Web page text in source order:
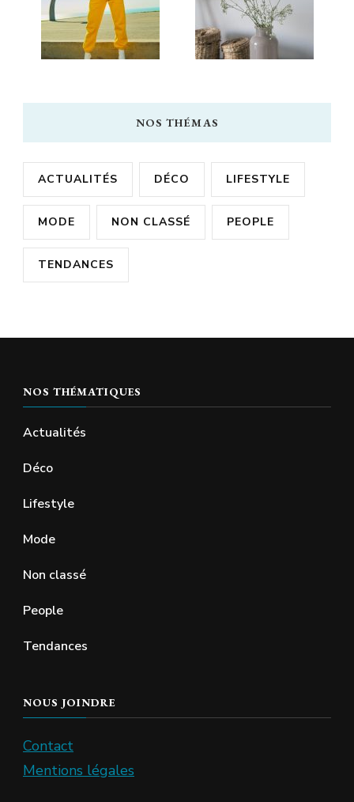
NOS THÉMAS
ACTUALITÉS DÉCO LIFESTYLE
MODE NON CLASSÉ PEOPLE
TENDANCES
NOS THÉMATIQUES
Actualités
Déco
Lifestyle
Mode
Non classé
People
Tendances
NOUS JOINDRE
Contact
Mentions légales